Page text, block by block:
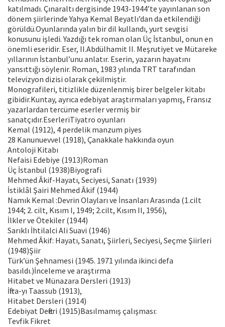
katılmadı. Çınaraltı dergisinde 1943-1944’te yayınlanan son
dönem şiirlerinde Yahya Kemal Beyatlı’dan da etkilendiği
görüldü.Oyunlarında yalın bir dil kullandı, yurt sevgisi
konusunu işledi. Yazdığı tek roman olan Üç İstanbul, onun en
önemli eseridir. Eser, II.Abdülhamit II. Meşrutiyet ve Mütareke
yıllarının İstanbul’unu anlatır. Eserin, yazarın hayatını
yansıttığı söylenir. Roman, 1983 yılında TRT tarafından
televizyon dizisi olarak çekilmiştir.
Monografileri, titizlikle düzenlenmiş birer belgeler kitabı
gibidir.Kuntay, ayrıca edebiyat araştırmaları yapmış, Fransız
yazarlardan tercüme eserler vermiş bir
sanatçıdır.EserleriTiyatro oyunları
Kemal (1912), 4 perdelik manzum piyes
28 Kanunuevvel (1918), Çanakkale hakkında oyun
Antoloji Kitabı
Nefaisi Edebiye (1913)Roman
Üç İstanbul (1938)Biyografi
Mehmed Âkif-Hayatı, Seciyesi, Sanatı (1939)
İstiklâl Şairi Mehmed Âkif (1944)
Namık Kemal :Devrin Olayları ve İnsanları Arasında (1.cilt
1944; 2. cilt, Kısım I, 1949; 2.cilt, Kısım II, 1956),
İlkler ve Ötekiler (1944)
Sarıklı İhtilalci Ali Suavi (1946)
Mehmed Âkif: Hayatı, Sanatı, Şiirleri, Seciyesi, Seçme Şiirleri
(1948)Şiir
Türk’ün Şehnamesi (1945. 1971 yılında ikinci defa
basıldı.)İnceleme ve araştırma
Hitabet ve Münazara Dersleri (1913)
İftira-yı Taassub (1913),
Hitabet Dersleri (1914)
Edebiyat Defteri (1915)Basılmamış çalışması:
Tevfik Fikret